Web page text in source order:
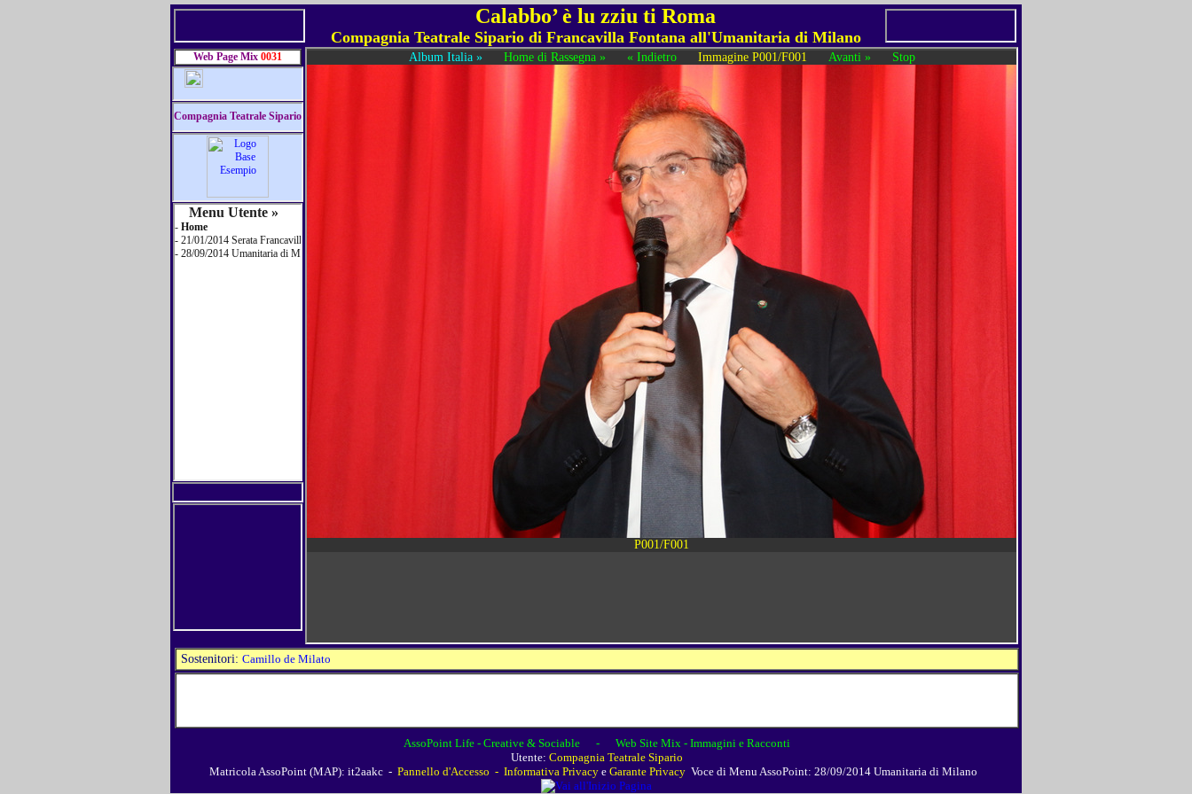
Calabbo’ è lu zziu ti Roma
Compagnia Teatrale Sipario di Francavilla Fontana all'Umanitaria di Milano
Web Page Mix 0031
Sostenitori: Camillo de Milato
AssoPoint Life - Creative & Sociable
- Web Site Mix - Immagini e Racconti
Utente: Compagnia Teatrale Sipario
Matricola AssoPoint (MAP): it2aakc - Pannello d'Accesso - Informativa Privacy e Garante Privacy Voce di Menu AssoPoint: 28/09/2014 Umanitaria di Milano